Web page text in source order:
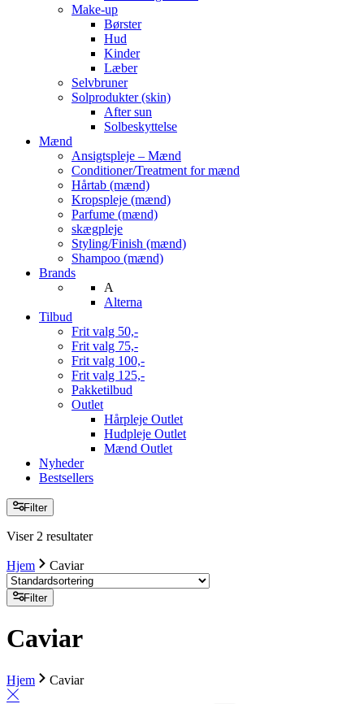
Make-up
Børster
Hud
Kinder
Læber
Selvbruner
Solprodukter (skin)
After sun
Solbeskyttelse
Mænd
Ansigtspleje – Mænd
Conditioner/Treatment for mænd
Hårtab (mænd)
Kropspleje (mænd)
Parfume (mænd)
skægpleje
Styling/Finish (mænd)
Shampoo (mænd)
Brands
A
Alterna
Tilbud
Frit valg 50,-
Frit valg 75,-
Frit valg 100,-
Frit valg 125,-
Pakketilbud
Outlet
Hårpleje Outlet
Hudpleje Outlet
Mænd Outlet
Nyheder
Bestsellers
Filter
Viser 2 resultater
Hjem Caviar
Filter
Caviar
Hjem Caviar